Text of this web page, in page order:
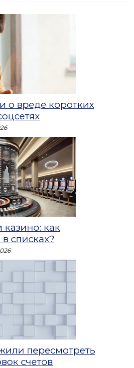
вреде коротких
как
списках?
пересмотреть
счетов